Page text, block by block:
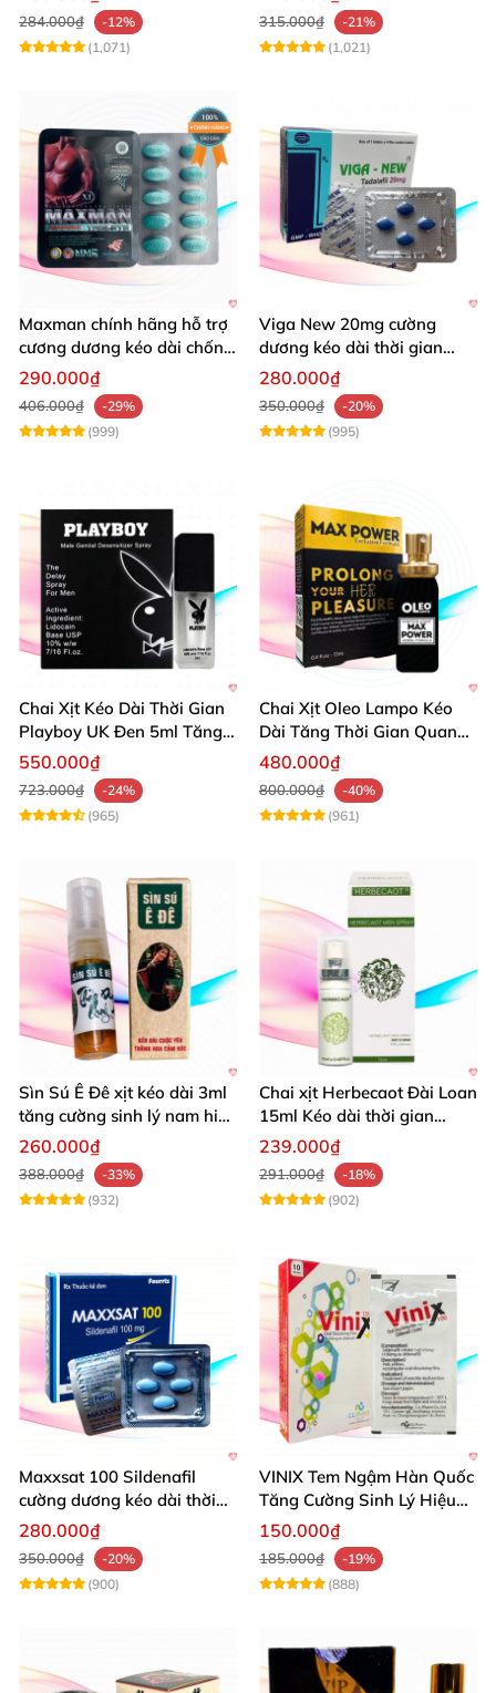
284.000₫
-12%
(1,071)
315.000₫
-21%
(1,021)
Maxman chính hãng hỗ trợ
cương dương kéo dài chống
xuất tinh sớm 10 viên
290.000₫
406.000₫
-29%
(999)
Viga New 20mg cường
dương kéo dài thời gian
chống xuất tinh hiệu quả
280.000₫
350.000₫
-20%
(995)
Chai Xịt Kéo Dài Thời Gian
Playboy UK Đen 5ml Tăng
Khoái Cảm
550.000₫
723.000₫
-24%
(965)
Chai Xịt Oleo Lampo Kéo
Dài Tăng Thời Gian Quan
Hệ Chính Hãng
480.000₫
800.000₫
-40%
(961)
Sìn Sú Ê Đê xịt kéo dài 3ml
tăng cường sinh lý nam hiệu
quả
260.000₫
388.000₫
-33%
(932)
Chai xịt Herbecaot Đài Loan
15ml Kéo dài thời gian
Tăng khoái cảm
239.000₫
291.000₫
-18%
(902)
Maxxsat 100 Sildenafil
cường dương kéo dài thời
gian dùng hiệu quả nhanh
280.000₫
350.000₫
-20%
(900)
VINIX Tem Ngậm Hàn Quốc
Tăng Cường Sinh Lý Hiệu
Quả
150.000₫
185.000₫
-19%
(888)